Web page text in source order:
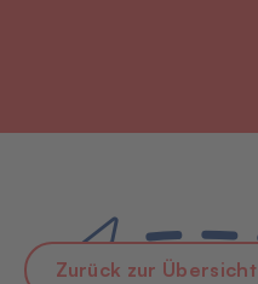
Zurück zur Übersicht